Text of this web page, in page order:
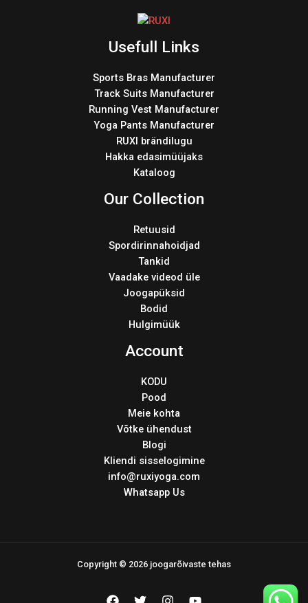
Usefull Links
Sports Bras Manufacturer
Track Suits Manufacturer
Running Vest Manufacturer
Yoga Pants Manufacturer
RUXI brändilugu
Hakka edasimüüjaks
Kataloog
Our Collection
Retuusid
Spordirinnahoidjad
Tankid
Vaadake videod üle
Joogapüksid
Bodid
Hulgimüük
Account
KODU
Pood
Meie kohta
Võtke ühendust
Blogi
Kliendi sisselogimine
info@ruxiyoga.com
Whatsapp Us
Copyright © 2026 joogarõivaste tehas